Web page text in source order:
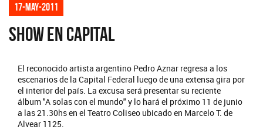
17-may-2011
SHOW EN CAPITAL
El reconocido artista argentino Pedro Aznar regresa a los
escenarios de la Capital Federal luego de una extensa gira por
el interior del país. La excusa será presentar su reciente
álbum "A solas con el mundo" y lo hará el próximo 11 de junio
a las 21.30hs en el Teatro Coliseo ubicado en Marcelo T. de
Alvear 1125.